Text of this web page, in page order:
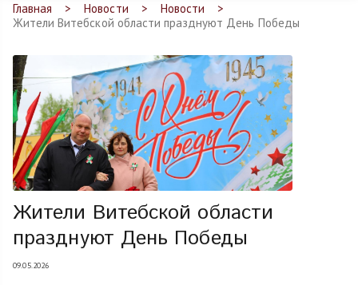
Главная Новости
Новости
Жители Витебской области празднуют День Победы
Жители Витебской области
празднуют День Победы
09.05.2026